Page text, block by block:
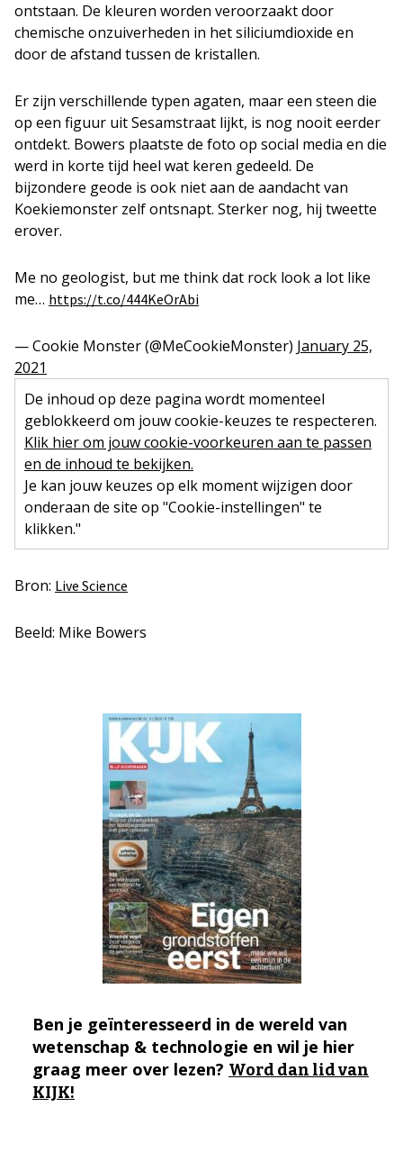
ontstaan. De kleuren worden veroorzaakt door
chemische onzuiverheden in het siliciumdioxide en
door de afstand tussen de kristallen.
Er zijn verschillende typen agaten, maar een steen die
op een figuur uit Sesamstraat lijkt, is nog nooit eerder
ontdekt. Bowers plaatste de foto op social media en die
werd in korte tijd heel wat keren gedeeld. De
bijzondere geode is ook niet aan de aandacht van
Koekiemonster zelf ontsnapt. Sterker nog, hij tweette
erover.
Me no geologist, but me think dat rock look a lot like
me… https://t.co/444KeOrAbi
— Cookie Monster (@MeCookieMonster) January 25,
2021
De inhoud op deze pagina wordt momenteel
geblokkeerd om jouw cookie-keuzes te respecteren.
Klik hier om jouw cookie-voorkeuren aan te passen
en de inhoud te bekijken.
Je kan jouw keuzes op elk moment wijzigen door
onderaan de site op "Cookie-instellingen" te
klikken."
Bron: Live Science
Beeld: Mike Bowers
Ben je geïnteresseerd in de wereld van
wetenschap & technologie en wil je hier
graag meer over lezen? Word dan lid van
KIJK!